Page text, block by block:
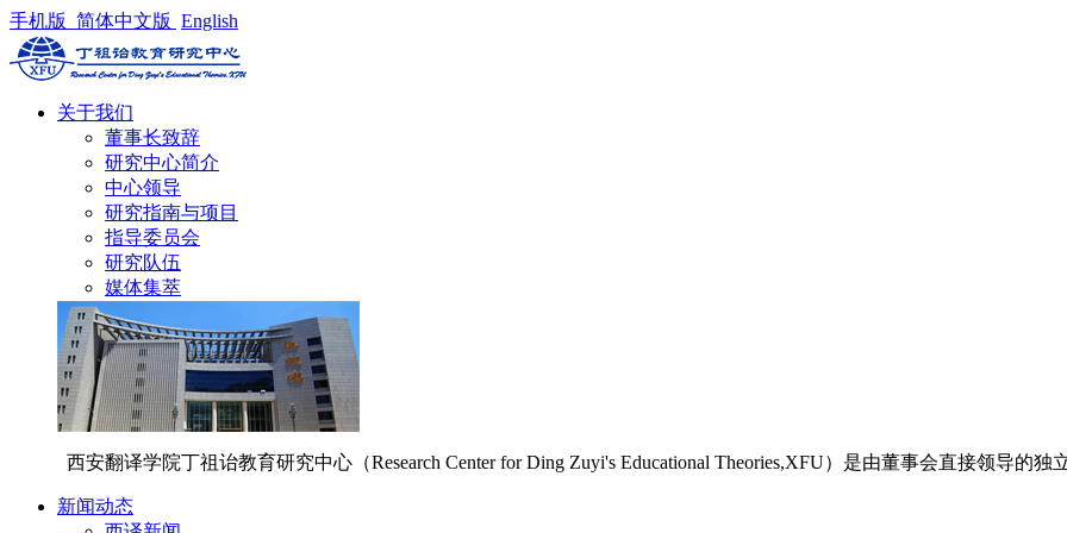
手机版 简体中文版 English
关于我们
董事长致辞
研究中心简介
中心领导
研究指南与项目
指导委员会
研究队伍
媒体集萃
西安翻译学院丁祖诒教育研究中心（Research Center for Ding Zuyi's Educational Theories,XFU）是由董事会直接领导的独
新闻动态